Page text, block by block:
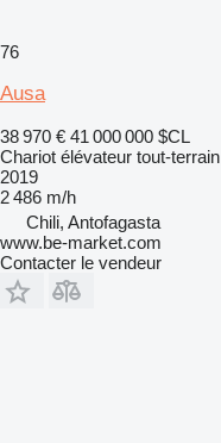
76
Ausa
38 970 € 41 000 000 $CL
Chariot élévateur tout-terrain
2019
2 486 m/h
Chili, Antofagasta
www.be-market.com
Contacter le vendeur